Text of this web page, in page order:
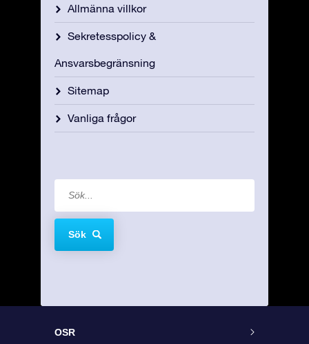
Allmänna villkor
Sekretesspolicy &
Ansvarsbegränsning
Sitemap
Vanliga frågor
Sök
OSR